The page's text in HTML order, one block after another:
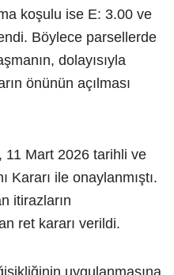
koşulu ise E: 3.00 ve
Böylece parsellerde
dolayısıyla
önünün açılması
11 Mart 2026 tarihli ve
Kararı ile onaylanmıştı.
itirazların
ret kararı verildi.
uygulanmasına